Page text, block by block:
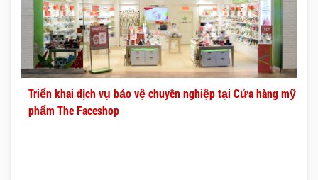
Triển khai dịch vụ bảo vệ chuyên nghiệp tại Cửa hàng mỹ
phẩm The Faceshop